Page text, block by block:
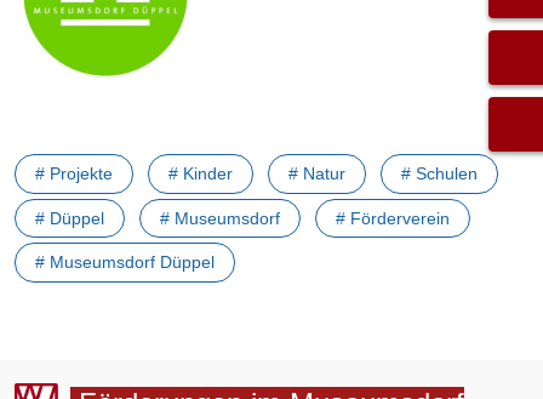
# Projekte # Kinder # Natur # Schulen
# Düppel # Museumsdorf # Förderverein
# Museumsdorf Düppel